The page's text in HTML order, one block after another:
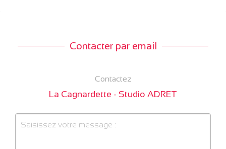
Contacter par email
Contactez
La Cagnardette - Studio ADRET